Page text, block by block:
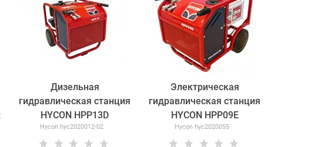
Дизельная
гидравлическая станция
HYCON HPP13D
Hycon hyc2020012-02
Электрическая
гидравлическая станция
HYCON HPP09E
Hycon hyc2020055